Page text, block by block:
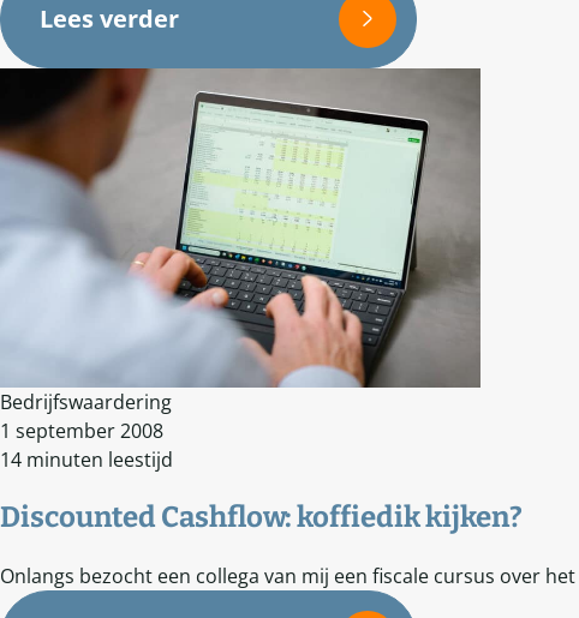
Lees verder
Bedrijfswaardering
1 september 2008
14 minuten leestijd
Discounted Cashflow: koffiedik kijken?
Onlangs bezocht een collega van mij een fiscale cursus over